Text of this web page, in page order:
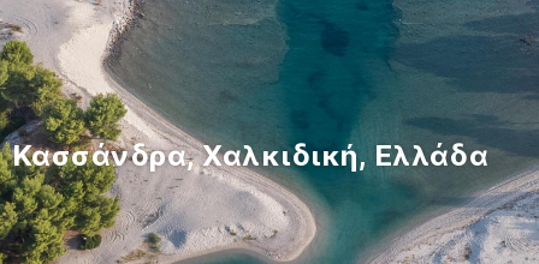
Κασσάνδρα, Χαλκιδική, Ελλάδα